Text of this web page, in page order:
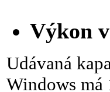
Výkon
Udávaná
Windows má